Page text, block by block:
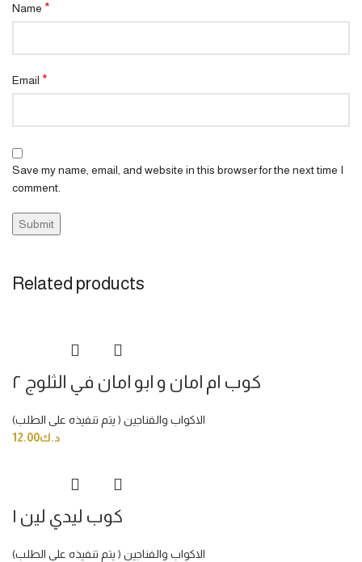
Name *
Email *
Save my name, email, and website in this browser for the next time I
comment.
Related products
كوب ام امان و ابو امان في الثلوج ٢
الاكواب والفناجين ( يتم تنفيذه على الطلب)
د.ك12.00
كوب ليدي لين ١
الاكواب والفناجين ( يتم تنفيذه على الطلب)